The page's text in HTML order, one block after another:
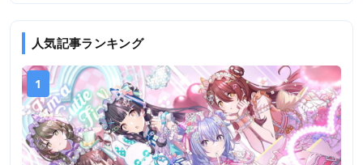
人気記事ランキング
1